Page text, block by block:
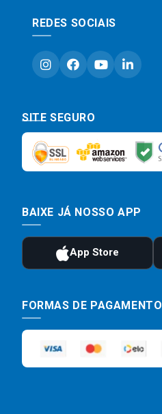
REDES SOCIAIS
SITE SEGURO
BAIXE JÁ NOSSO APP
FORMAS DE PAGAMENTO